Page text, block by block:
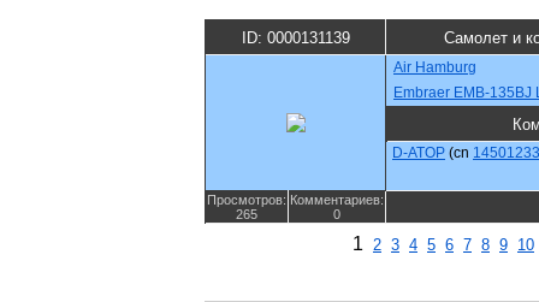
ID: 0000131139 Самолет и
Air Hamburg
Embraer EMB-135BJ
D-ATOP (cn 14501233
Просмотров:
265
Комментариев:
0
1 2 3 4 5 6 7 8 9 10